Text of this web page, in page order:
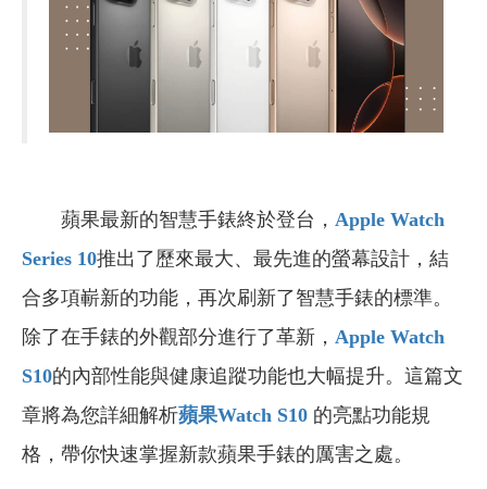
蘋果最新的智慧手錶終於登台， Apple Watch
Series 10推出了歷來最大、最先進的螢幕設計，結
合多項嶄新的功能，再次刷新了智慧手錶的標準。
除了在手錶的外觀部分進行了革新， Apple Watch
S10的內部性能與健康追蹤功能也大幅提升。這篇文
章將為您詳細解析蘋果Watch S10 的亮點功能規
格，帶你快速掌握新款蘋果手錶的厲害之處。